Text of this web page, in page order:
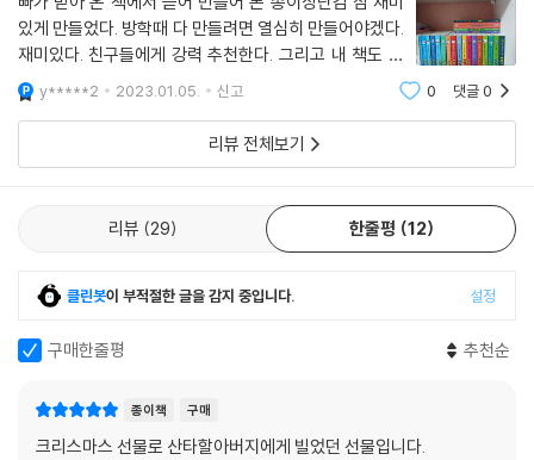
있게 만들었다. 방학때 다 만들려면 열심히 만들어야겠다.
재미있다. 친구들에게 강력 추천한다. 그리고 내 책도 자
랑해야지. 이 책은 YES24 도서 서평을 지원하여 출판사
에서 보내준 책을 딸이 보고 만들었습니다. 원래 이 책이
y*****2 2023.01.05. 신고 0 댓글0
리뷰 전체보기
리뷰 29 한줄평 12
클린봇이 부적절한 글을 감지 중입니다. 설정
구매한줄평 추천순
종이책 구매
크리스마스 선물로 산타할아버지에게 빌었던 선물입니다.